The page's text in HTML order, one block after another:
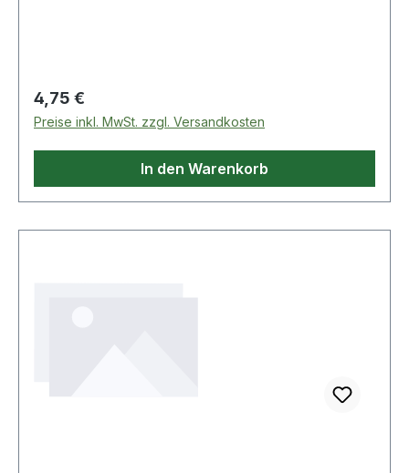
Regulärer Preis:
4,75 €
Preise inkl. MwSt. zzgl. Versandkosten
In den Warenkorb